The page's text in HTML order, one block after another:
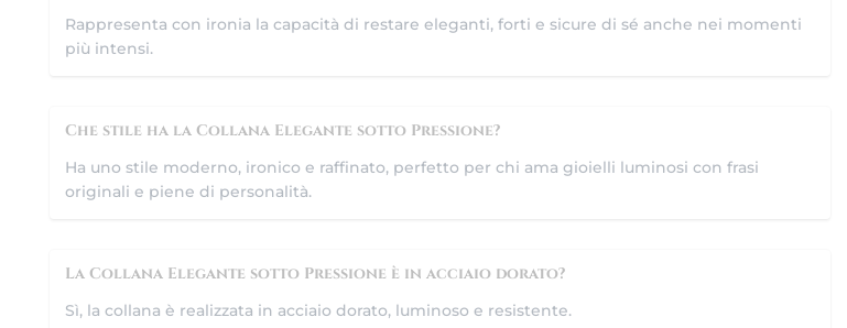
Rappresenta con ironia la capacità di restare eleganti, forti e sicure di sé anche nei momenti
più intensi.
Che stile ha la Collana Elegante sotto Pressione?
Ha uno stile moderno, ironico e raffinato, perfetto per chi ama gioielli luminosi con frasi
originali e piene di personalità.
La Collana Elegante sotto Pressione è in acciaio dorato?
Sì, la collana è realizzata in acciaio dorato, luminoso e resistente.